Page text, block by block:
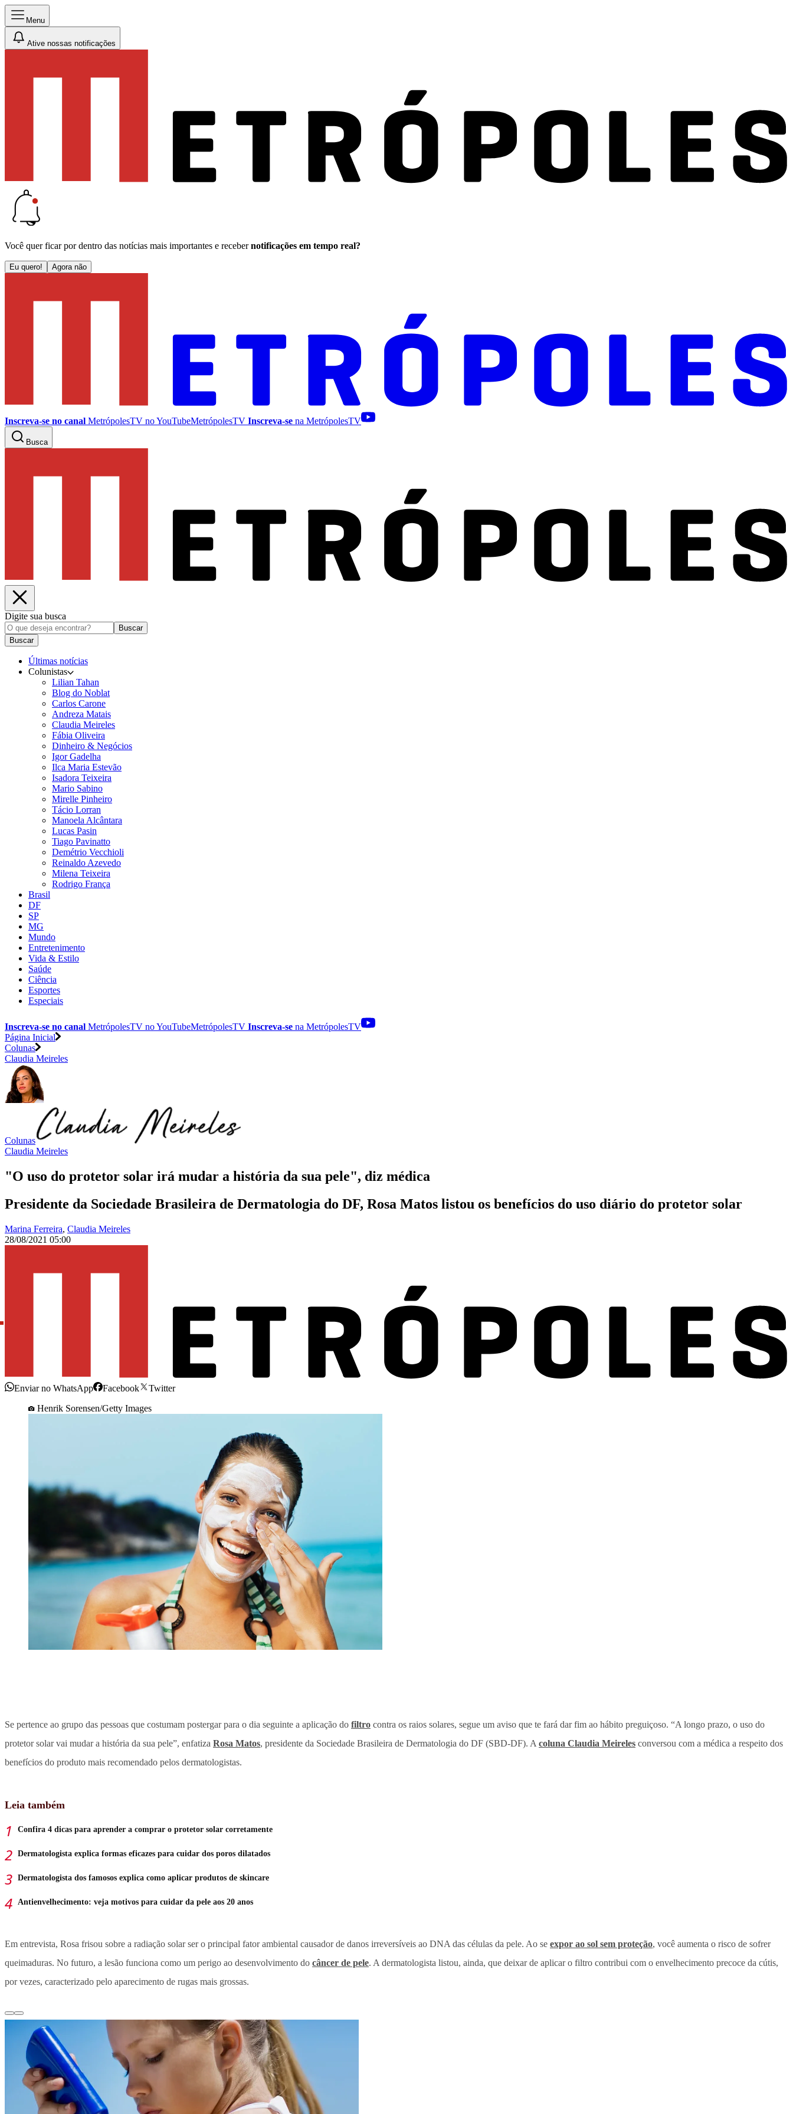
Menu
Ative nossas notificações
Você quer ficar por dentro das notícias mais importantes e receber notificações em tempo real?
Eu quero! Agora não
Inscreva-se no canal MetrópolesTV noYouTubeMetrópolesTV Inscreva-se na MetrópolesTV
Busca
Digite sua busca
Buscar
Buscar
Últimas notícias
Colunistas
Lilian Tahan
Blog do Noblat
Carlos Carone
Andreza Matais
Claudia Meireles
Fábia Oliveira
Dinheiro & Negócios
Igor Gadelha
Ilca Maria Estevão
Isadora Teixeira
Mario Sabino
Mirelle Pinheiro
Tácio Lorran
Manoela Alcântara
Lucas Pasin
Tiago Pavinatto
Demétrio Vecchioli
Reinaldo Azevedo
Milena Teixeira
Rodrigo França
Brasil
DF
SP
MG
Mundo
Entretenimento
Vida & Estilo
Saúde
Ciência
Esportes
Especiais
Inscreva-se no canal MetrópolesTV noYouTubeMetrópolesTV Inscreva-se na MetrópolesTV
Página Inicial
Colunas
Claudia Meireles
Colunas
Claudia Meireles
"O uso do protetor solar irá mudar a história da sua pele", diz médica
Presidente da Sociedade Brasileira de Dermatologia do DF, Rosa Matos listou os benefícios do uso diário do protetor solar
Marina Ferreira, Claudia Meireles
28/08/2021 05:00
Enviar no WhatsApp Facebook
Twitter
Henrik Sorensen/Getty Images
Se pertence ao grupo das pessoas que costumam postergar para o dia seguinte a aplicação do filtro contra os raios solares, segue um aviso que te fará dar fim ao hábito preguiçoso. “A longo prazo, o uso do
protetor solar vai mudar a história da sua pele”, enfatiza Rosa Matos, presidente da Sociedade Brasileira de Dermatologia do DF (SBD-DF). A coluna Claudia Meireles conversou com a médica a respeito dos
benefícios do produto mais recomendado pelos dermatologistas.
Leia também
Confira 4 dicas para aprender a comprar o protetor solar corretamente
Dermatologista explica formas eficazes para cuidar dos poros dilatados
Dermatologista dos famosos explica como aplicar produtos de skincare
Antienvelhecimento: veja motivos para cuidar da pele aos 20 anos
Em entrevista, Rosa frisou sobre a radiação solar ser o principal fator ambiental causador de danos irreversíveis ao DNA das células da pele. Ao se expor ao sol sem proteção, você aumenta o risco de sofrer
queimaduras. No futuro, a lesão funciona como um perigo ao desenvolvimento do câncer de pele. A dermatologista listou, ainda, que deixar de aplicar o filtro contribui com o envelhecimento precoce da cútis,
por vezes, caracterizado pelo aparecimento de rugas mais grossas.